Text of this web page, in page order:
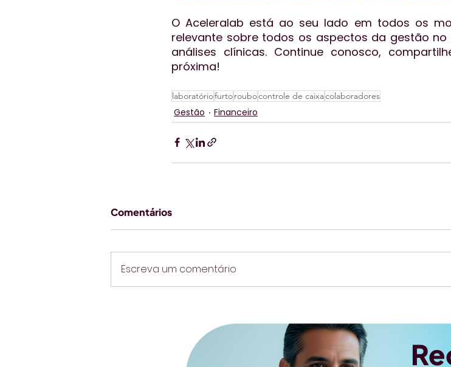
O Aceleralab está ao seu lado em todos os
relevante sobre todos os aspectos da gestão
análises clínicas. Continue conosco,
próxima!
laboratóriofurtoroubocontrole de caixacolaboradores
Gestão Financeiro
Comentários
Escreva um comentário